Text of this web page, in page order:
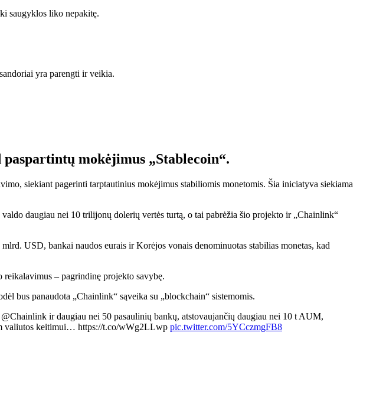
saugyklos liko nepakitę.
yra parengti ir veikia.
mokėjimus „Stablecoin“.
siekiant pagerinti tarptautinius mokėjimus stabiliomis monetomis. Šia iniciatyva siekiama
daugiau nei 10 trilijonų dolerių vertės turtą, o tai pabrėžia šio projekto ir „Chainlink“
USD, bankai naudos eurais ir Korėjos vonais denominuotas stabilias monetas, kad
– pagrindinę projekto savybę.
bus panaudota „Chainlink“ sąveika su „blockchain“ sistemomis.
ir daugiau nei 50 pasaulinių bankų, atstovaujančių daugiau nei 10 t AUM,
valiutos keitimui… https://t.co/wWg2LLwp pic.twitter.com/5YCczmgFB8